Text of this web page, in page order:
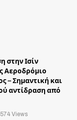
στην Ισίν
Αεροδρόμιο
– Σημαντική και
αντίδραση από
574 Views